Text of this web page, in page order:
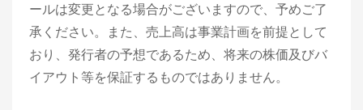
ールは変更となる場合がございますので、予めご了
承ください。また、売上高は事業計画を前提として
おり、発行者の予想であるため、将来の株価及びバ
イアウト等を保証するものではありません。